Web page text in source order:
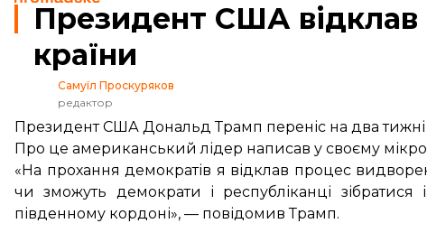
Президент США відклав
країни
Самуїл Проскуряков
редактор
Президент США Дональд Трамп переніс на два тижні
Про це американський лідер написав у своєму
«На прохання демократів я відклав процес
чи зможуть демократи і республіканці
південному кордоні», — повідомив Трамп.